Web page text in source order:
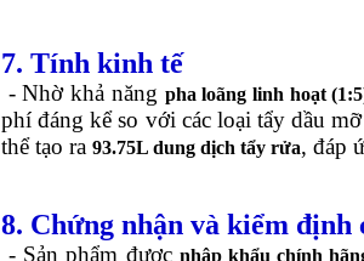
7. Tính kinh tế
-Nhờ khả năng pha loãng linh hoạt
phí đáng kể so với các loại tẩy dầu
thể tạo ra 93.75L dung dịch tẩy rửa, đáp
8. Chứng nhận và kiểm định
- Sản phẩm được nhập khẩu chính